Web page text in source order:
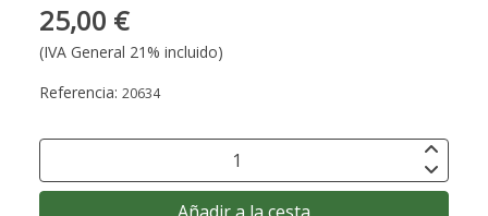
25,00 €
(IVA General 21% incluido)
Referencia: 20634
Añadir a la cesta